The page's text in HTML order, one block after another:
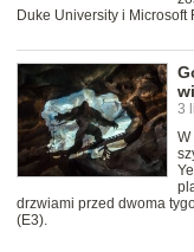
Duke University i Microsoft
3
W
drzwiami przed dwoma
(E3).